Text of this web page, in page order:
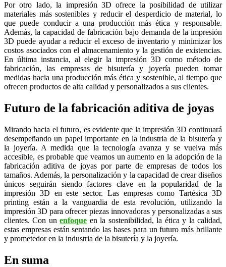
Por otro lado, la impresión 3D ofrece la posibilidad de utilizar
materiales más sostenibles y reducir el desperdicio de material, lo
que puede conducir a una producción más ética y responsable.
Además, la capacidad de fabricación bajo demanda de la impresión
3D puede ayudar a reducir el exceso de inventario y minimizar los
costos asociados con el almacenamiento y la gestión de existencias.
En última instancia, al elegir la impresión 3D como método de
fabricación, las empresas de bisutería y joyería pueden tomar
medidas hacia una producción más ética y sostenible, al tiempo que
ofrecen productos de alta calidad y personalizados a sus clientes.
Futuro de la fabricación aditiva de joyas
Mirando hacia el futuro, es evidente que la impresión 3D continuará
desempeñando un papel importante en la industria de la bisutería y
la joyería. A medida que la tecnología avanza y se vuelva más
accesible, es probable que veamos un aumento en la adopción de la
fabricación aditiva de joyas por parte de empresas de todos los
tamaños. Además, la personalización y la capacidad de crear diseños
únicos seguirán siendo factores clave en la popularidad de la
impresión 3D en este sector. Las empresas como Tartésica 3D
printing están a la vanguardia de esta revolución, utilizando la
impresión 3D para ofrecer piezas innovadoras y personalizadas a sus
clientes. Con unenfoque en la sostenibilidad, la ética y la calidad,
estas empresas están sentando las bases para un futuro más brillante
y prometedor en la industria de la bisutería y la joyería.
En suma